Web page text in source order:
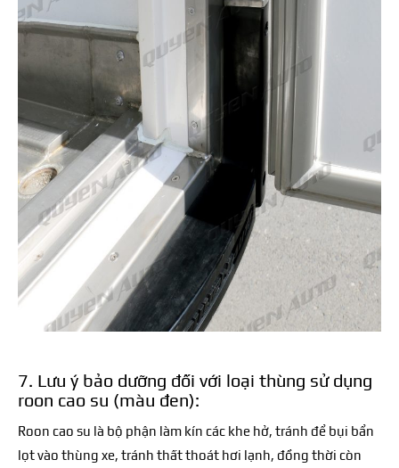
7. Lưu ý bảo dưỡng đối với loại thùng sử dụng
roon cao su (màu đen):
Roon cao su là bộ phận làm kín các khe hở, tránh để bụi bẩn
lọt vào thùng xe, tránh thất thoát hơi lạnh, đồng thời còn